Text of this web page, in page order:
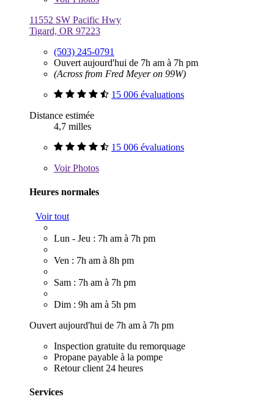
11552 SW Pacific Hwy
Tigard, OR 97223
(503) 245-0791
Ouvert aujourd'hui de 7h am à 7h pm
(Across from Fred Meyer on 99W)
15 006 évaluations
Distance estimée
4,7 milles
15 006 évaluations
VoirPhotos
Heures normales
Voir tout
Lun - Jeu : 7h am à 7h pm
Ven : 7h am à 8h pm
Sam : 7h am à 7h pm
Dim : 9h am à 5h pm
Ouvert aujourd'hui de 7h am à 7h pm
Inspection gratuite du remorquage
Propane payable à la pompe
Retour client 24 heures
Services